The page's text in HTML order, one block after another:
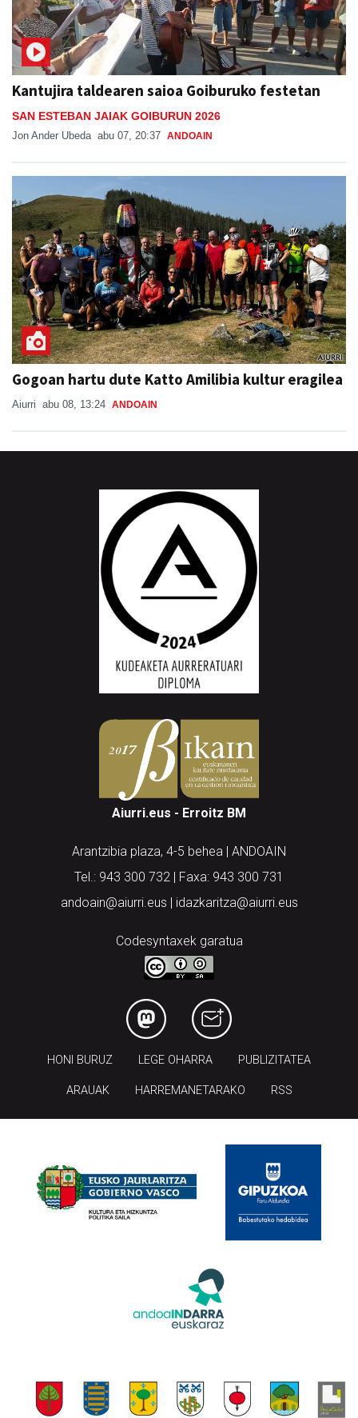
Kantujira taldearen saioa Goiburuko festetan
SAN ESTEBAN JAIAK GOIBURUN 2026
Jon Ander Ubeda abu 07, 20:37 ANDOAIN
Gogoan hartu dute Katto Amilibia kultur eragilea
Aiurri abu 08, 13:24 ANDOAIN
Aiurri.eus - Erroitz BM
Arantzibia plaza, 4-5 behea | ANDOAIN
Tel.: 943 300 732 | Faxa: 943 300 731
andoain@aiurri.eus | idazkaritza@aiurri.eus
Codesyntaxek garatua
HONI BURUZ LEGE OHARRA PUBLIZITATEA
ARAUAK HARREMANETARAKO RSS